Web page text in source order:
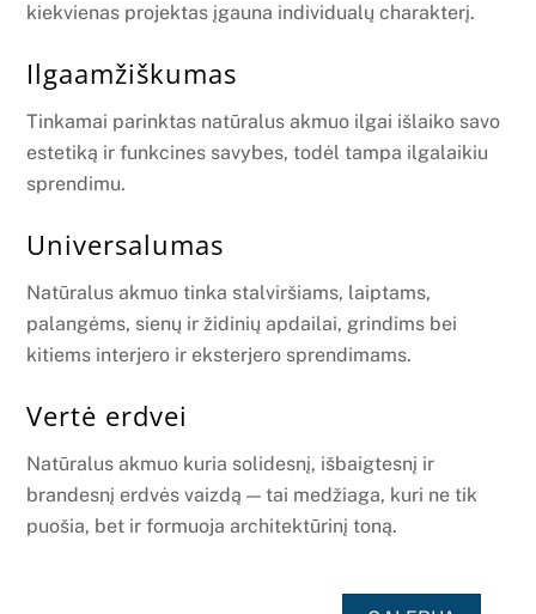
kiekvienas projektas įgauna individualų charakterį.
Ilgaamžiškumas
Tinkamai parinktas natūralus akmuo ilgai išlaiko savo
estetiką ir funkcines savybes, todėl tampa ilgalaikiu
sprendimu.
Universalumas
Natūralus akmuo tinka stalviršiams, laiptams,
palangėms, sienų ir židinių apdailai, grindims bei
kitiems interjero ir eksterjero sprendimams.
Vertė erdvei
Natūralus akmuo kuria solidesnį, išbaigtesnį ir
brandesnį erdvės vaizdą — tai medžiaga, kuri ne tik
puošia, bet ir formuoja architektūrinį toną.